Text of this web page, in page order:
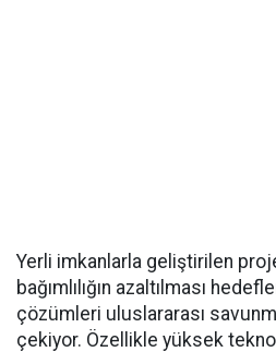
Yerli imkanlarla geliştirilen
bağımlılığın azaltılması
çözümleri uluslararası
çekiyor. Özellikle yüksek